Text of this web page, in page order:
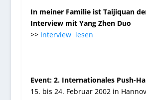
In meiner Familie ist Taijiquan
Interview mit Yang Zhen Duo
>> Interview lesen
Event: 2. Internationales Push-
15. bis 24. Februar 2002 in